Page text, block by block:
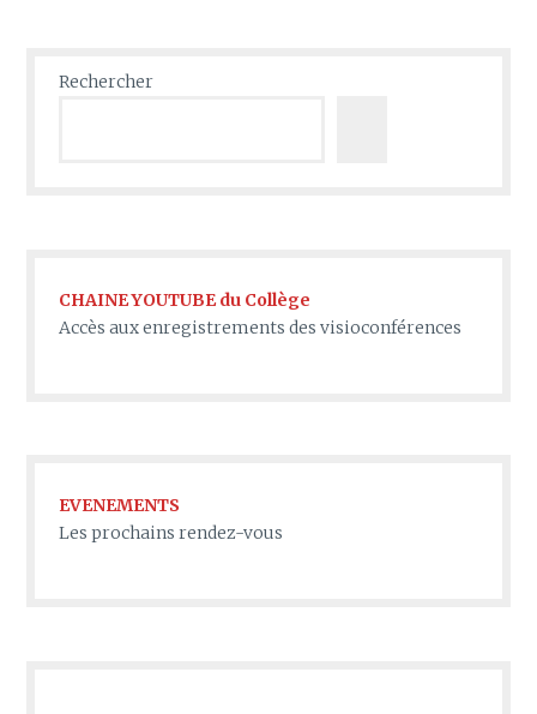
Rechercher
CHAINE YOUTUBE du Collège
Accès aux enregistrements des visioconférences
EVENEMENTS
Les prochains rendez-vous